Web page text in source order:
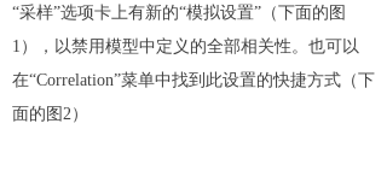
“采样”选项卡上有新的“模拟设置”（下面的图
1），以禁用模型中定义的全部相关性。也可以
在“Correlation”菜单中找到此设置的快捷方式（下
面的图2）